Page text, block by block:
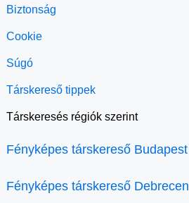
Biztonság
Cookie
Súgó
Társkereső tippek
Társkeresés régiók szerint
Fényképes társkereső Budapest
Fényképes társkereső Debrecen